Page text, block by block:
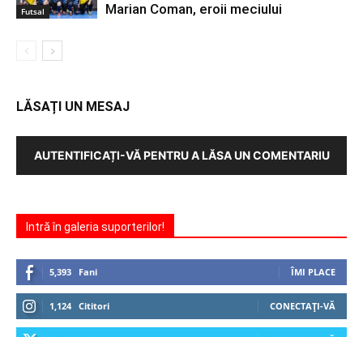
Futsal
Marian Coman, eroii meciului
LĂSAȚI UN MESAJ
AUTENTIFICAȚI-VĂ PENTRU A LĂSA UN COMENTARIU
Intră în galeria suporterilor!
5,393 Fani ÎMI PLACE
1,124 Cititori CONECTAȚI-VĂ